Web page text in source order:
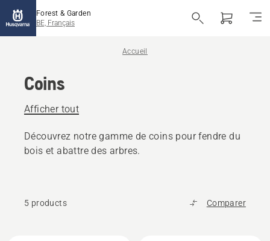
Forest & Garden
BE, Français
Accueil
Coins
Afficher tout
Découvrez notre gamme de coins pour fendre du
bois et abattre des arbres.
5 products Comparer